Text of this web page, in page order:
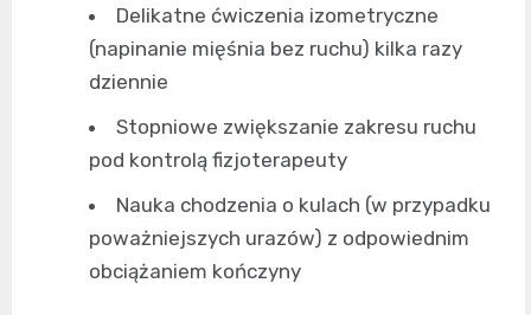
Delikatne ćwiczenia izometryczne
(napinanie mięśnia bez ruchu) kilka razy
dziennie
Stopniowe zwiększanie zakresu ruchu
pod kontrolą fizjoterapeuty
Nauka chodzenia o kulach (w przypadku
poważniejszych urazów) z odpowiednim
obciążaniem kończyny